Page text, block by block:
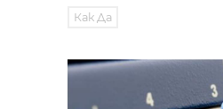
Как Да